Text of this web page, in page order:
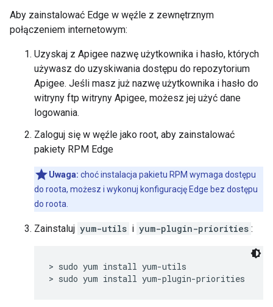
Aby zainstalować Edge w węźle z zewnętrznym
połączeniem internetowym:
Uzyskaj z Apigee nazwę użytkownika i hasło, których
używasz do uzyskiwania dostępu do repozytorium
Apigee. Jeśli masz już nazwę użytkownika i hasło do
witryny ftp witryny Apigee, możesz jej użyć dane
logowania.
Zaloguj się w węźle jako root, aby zainstalować
pakiety RPM Edge
Uwaga: choć instalacja pakietu RPM wymaga dostępu
do roota, możesz i wykonuj konfigurację Edge bez dostępu
do roota.
Zainstaluj yum-utils i yum-plugin-priorities :
> sudo yum install yum-utils
> sudo yum install yum-plugin-priorities